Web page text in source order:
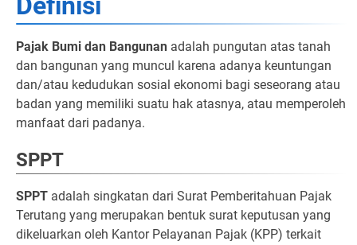
Pajak Bumi dan Bangunan adalah pungutan atas tanah
dan bangunan yang muncul karena adanya keuntungan
dan/atau kedudukan sosial ekonomi bagi seseorang atau
badan yang memiliki suatu hak atasnya, atau memperoleh
manfaat dari padanya.
SPPT
SPPT adalah singkatan dari Surat Pemberitahuan Pajak
Terutang yang merupakan bentuk surat keputusan yang
dikeluarkan oleh Kantor Pelayanan Pajak (KPP) terkait